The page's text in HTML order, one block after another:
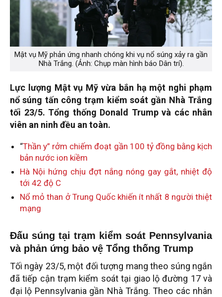
Mật vụ Mỹ phản ứng nhanh chóng khi vụ nổ súng xảy ra gần
Nhà Trắng. (Ảnh: Chụp màn hình báo Dân trí).
Lực lượng Mật vụ Mỹ vừa bắn hạ một nghi phạm
nổ súng tấn công trạm kiểm soát gần Nhà Trắng
tối 23/5. Tổng thống Donald Trump và các nhân
viên an ninh đều an toàn.
“Thần y” rởm chiếm đoạt gần 100 tỷ đồng bằng kịch
bản nước ion kiềm
Hà Nội hứng chịu đợt nắng nóng gay gắt, nhiệt độ
tới 42 độ C
Nổ mỏ than ở Trung Quốc khiến ít nhất 8 người thiệt
mạng
Đấu súng tại trạm kiểm soát Pennsylvania
và phản ứng bảo vệ Tổng thống Trump
Tối ngày 23/5, một đối tượng mang theo súng ngắn
đã tiếp cận trạm kiểm soát tại giao lộ đường 17 và
đại lộ Pennsylvania gần Nhà Trắng. Theo các nhân